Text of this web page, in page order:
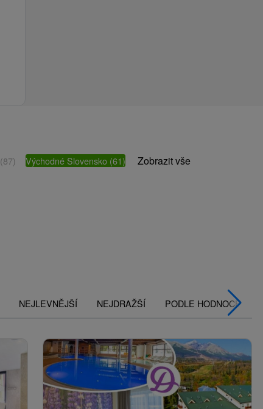
(87) Východné Slovensko (61) Zobrazit vše
NEJLEVNĚJŠÍ NEJDRAŽŠÍ PODLE HODNOCENÍ